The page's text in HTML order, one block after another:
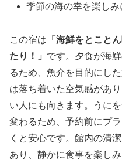
季節の海の幸を楽し
この宿は 「海鮮をとこと
たり！」 です。夕食が海
るため、魚介を目的にし
は落ち着いた空気感があ
い人にも向きます。うに
変わるため、予約前にプ
くと安心です。館内の清
あり、静かに食事を楽し